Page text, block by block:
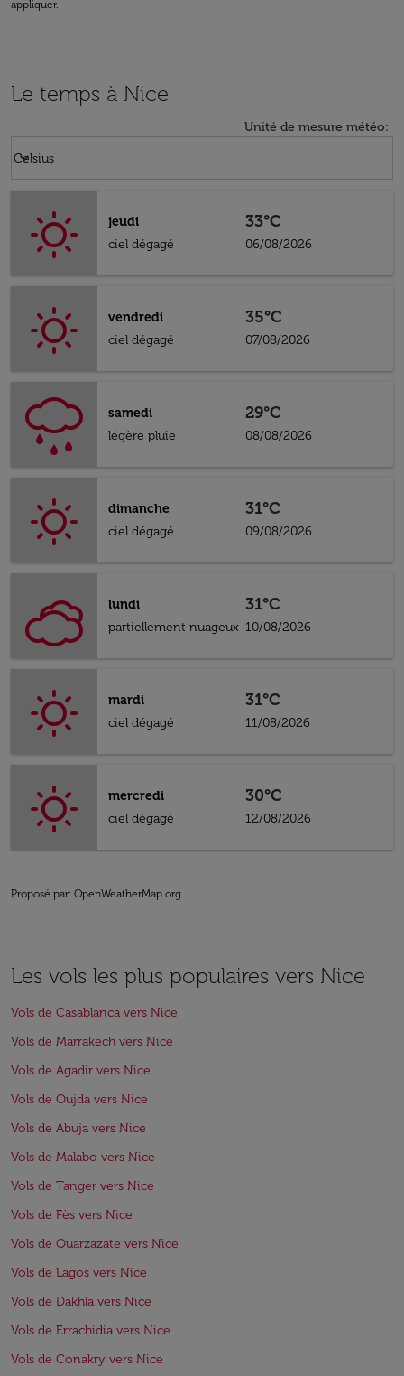
appliquer.
Le temps à Nice
Unité de mesure météo:
Celsius
keyboard_arrow_down
jeudi
ciel dégagé
33°C
06/08/2026
vendredi
ciel dégagé
35°C
07/08/2026
samedi
légère pluie
29°C
08/08/2026
dimanche
ciel dégagé
31°C
09/08/2026
lundi
partiellement nuageux
31°C
10/08/2026
mardi
ciel dégagé
31°C
11/08/2026
mercredi
ciel dégagé
30°C
12/08/2026
Proposé par: OpenWeatherMap.org
Les vols les plus populaires vers Nice
Vols de Casablanca vers Nice
Vols de Marrakech vers Nice
Vols de Agadir vers Nice
Vols de Oujda vers Nice
Vols de Abuja vers Nice
Vols de Malabo vers Nice
Vols de Tanger vers Nice
Vols de Fès vers Nice
Vols de Ouarzazate vers Nice
Vols de Lagos vers Nice
Vols de Dakhla vers Nice
Vols de Errachidia vers Nice
Vols de Conakry vers Nice